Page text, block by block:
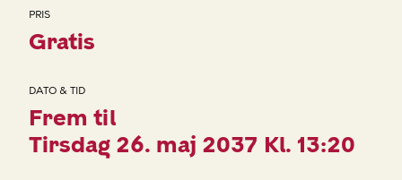
PRIS
Gratis
DATO & TID
Frem til
Tirsdag 26. maj 2037 Kl. 13:20